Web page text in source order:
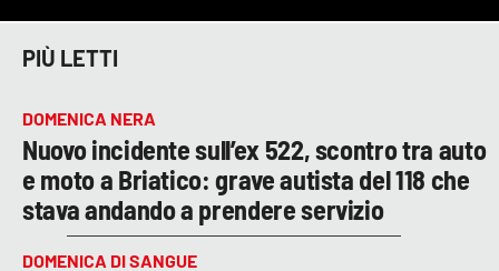
PIÙ LETTI
DOMENICA NERA
Nuovo incidente sull’ex 522, scontro tra auto
e moto a Briatico: grave autista del 118 che
stava andando a prendere servizio
DOMENICA DI SANGUE